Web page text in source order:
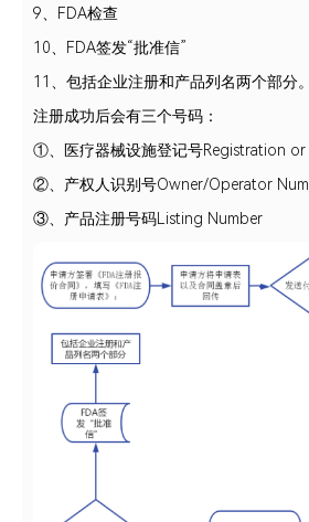
9、FDA检查
10、FDA签发“批准信”
11、包括企业注册和产品列名两个部分。
注册成功后会有三个号码：
①、医疗器械设施登记号Registration or
②、产权人识别号Owner/Operator
③、产品注册号码Listing Number